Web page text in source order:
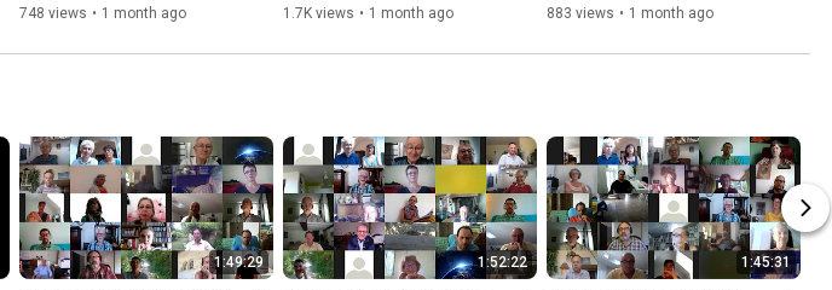
748 views • 1 month ago 1.7K views • 1 month ago 883 views • 1 month ago
1:49:29 1:52:22 1:45:31